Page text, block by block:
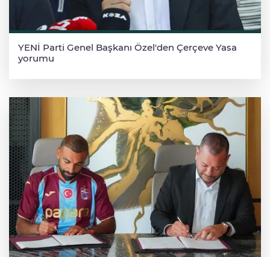
YENİ Parti Genel Başkanı Özel'den Çerçeve Yasa
yorumu